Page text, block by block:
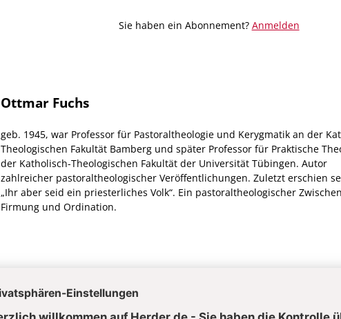
Sie haben ein Abonnement? Anmelden
Ottmar Fuchs
geb. 1945, war Professor für Pastoraltheologie und Kerygmatik an der
Theologischen Fakultät Bamberg und später Professor für Praktische
der Katholisch-Theologischen Fakultät der Universität Tübingen. Autor
zahlreicher pastoraltheologischer Veröffentlichungen. Zuletzt erschien
„Ihr aber seid ein priesterliches Volk“. Ein pastoraltheologischer
Firmung und Ordination.